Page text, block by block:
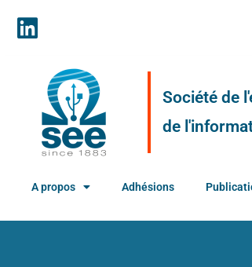
Société de
de
A propos Adhésions